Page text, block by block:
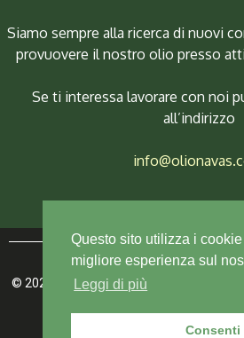
Siamo sempre alla ricerca di nuovi
provuovere il nostro olio presso
Se ti interessa lavorare con noi
all’indirizzo
© 2023 Ditta Navas Partita IVA
Questo sito utilizza i
migliore esperienza sul
Leggi di più
Consenti